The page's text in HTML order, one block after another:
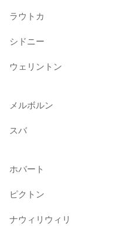
ラウトカ
シドニー
ウェリントン
メルボルン
スバ
ホバート
ピクトン
ナウィリウィリ